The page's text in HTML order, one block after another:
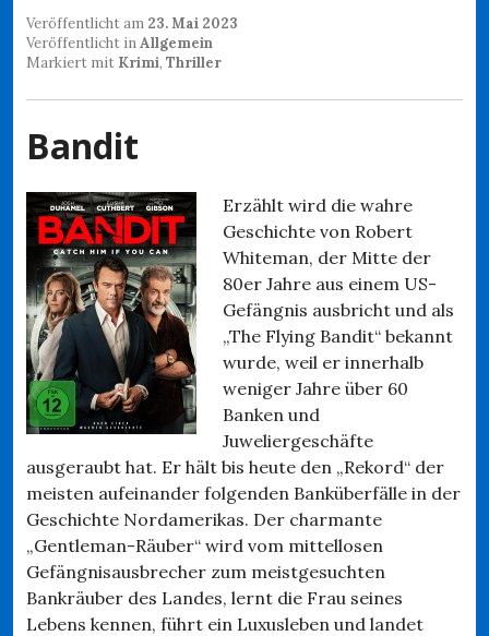
Veröffentlicht am 23. Mai 2023
Veröffentlicht inAllgemein
Markiert mit Krimi, Thriller
Bandit
Erzählt wird die wahre
Geschichte von Robert
Whiteman, der Mitte der
80er Jahre aus einem US-
Gefängnis ausbricht und als
„The Flying Bandit“ bekannt
wurde, weil er innerhalb
weniger Jahre über 60
Banken und
Juweliergeschäfte
ausgeraubt hat. Er hält bis heute den „Rekord“ der
meisten aufeinander folgenden Banküberfälle in der
Geschichte Nordamerikas. Der charmante
„Gentleman-Räuber“ wird vom mittellosen
Gefängnisausbrecher zum meistgesuchten
Bankräuber des Landes, lernt die Frau seines
Lebens kennen, führt ein Luxusleben und landet